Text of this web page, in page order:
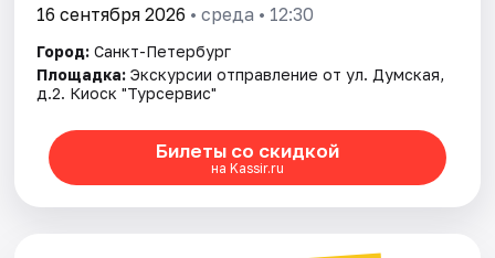
16 сентября 2026 • среда • 12:30
Город: Санкт-Петербург
Площадка: Экскурсии отправление от ул. Думская,
д.2. Киоск "Турсервис"
Билеты со скидкой
на Kassir.ru